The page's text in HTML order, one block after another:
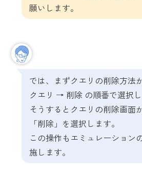
願いします。
では、まずクエリの削除方法か
クエリ → 削除 の順番で選択し
そうするとクエリの削除画面
「削除」を選択します。
この操作もエミュレーション
施します。